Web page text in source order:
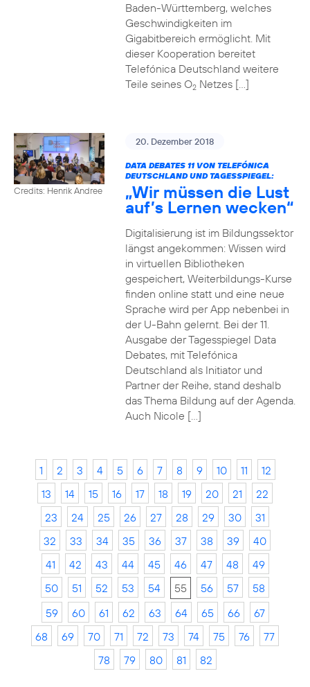
Baden-Württemberg, welches
Geschwindigkeiten im
Gigabitbereich ermöglicht. Mit
dieser Kooperation bereitet
Telefónica Deutschland weitere
Teile seines O2Netzes […]
Credits: Henrik Andree
20. Dezember 2018
DATA DEBATES 11 VON TELEFÓNICA
DEUTSCHLAND UND TAGESSPIEGEL:
„Wir müssen die Lust
auf’s Lernen wecken“
Digitalisierung ist im Bildungssektor
längst angekommen: Wissen wird
in virtuellen Bibliotheken
gespeichert, Weiterbildungs-Kurse
finden online statt und eine neue
Sprache wird per App nebenbei in
der U-Bahn gelernt. Bei der 11.
Ausgabe der Tagesspiegel Data
Debates, mit Telefónica
Deutschland als Initiator und
Partner der Reihe, stand deshalb
das Thema Bildung auf der Agenda.
Auch Nicole […]
1 2 3 4 5 6 7 8 9 10 11
12
13
14 15 16 17 18 19 20 21
22
23
24 25 26 27 28 29 30
31
32
33 34 35 36 37 38 39
40
41
42 43 44 45 46 47 48
49
50
51 52 53 54 55 56 57
58
59
60 61 62 63 64 65 66
67
68
69 70 71 72 73 74 75 76
77
78
79 80 81 82